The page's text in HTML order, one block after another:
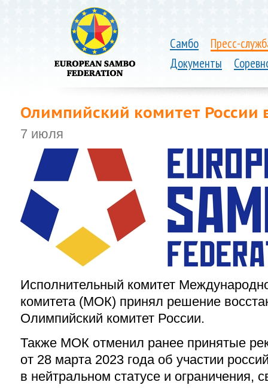
Самбо
Пресс-
Документы
Олимпийский комитет России
7 июля
Исполнительный комитет
комитета (МОК) принял решение
Олимпийский комитет России.
Также МОК отменил ранее принятые
от 28 марта 2023 года об участии
в нейтральном статусе и ограничения,